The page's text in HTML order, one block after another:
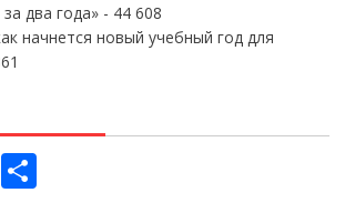
два года»- 44 608
начнется новый учебный год для
П